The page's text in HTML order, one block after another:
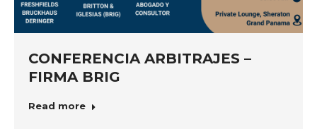
CONFERENCIA ARBITRAJES –
FIRMA BRIG
Read more